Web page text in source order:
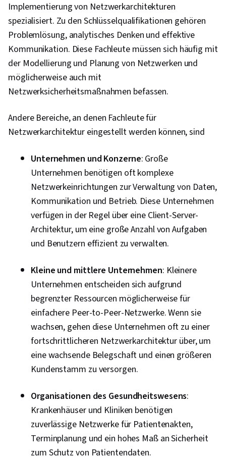
Implementierung von Netzwerkarchitekturen
spezialisiert. Zu den Schlüsselqualifikationen gehören
Problemlösung, analytisches Denken und effektive
Kommunikation. Diese Fachleute müssen sich häufig mit
der Modellierung und Planung von Netzwerken und
möglicherweise auch mit
Netzwerksicherheitsmaßnahmen befassen.
Andere Bereiche, an denen Fachleute für
Netzwerkarchitektur eingestellt werden können, sind
Unternehmen und Konzerne: Große
Unternehmen benötigen oft komplexe
Netzwerkeinrichtungen zur Verwaltung von Daten,
Kommunikation und Betrieb. Diese Unternehmen
verfügen in der Regel über eine Client-Server-
Architektur, um eine große Anzahl von Aufgaben
und Benutzern effizient zu verwalten.
Kleine und mittlere Unternehmen: Kleinere
Unternehmen entscheiden sich aufgrund
begrenzter Ressourcen möglicherweise für
einfachere Peer-to-Peer-Netzwerke. Wenn sie
wachsen, gehen diese Unternehmen oft zu einer
fortschrittlicheren Netzwerkarchitektur über, um
eine wachsende Belegschaft und einen größeren
Kundenstamm zu versorgen.
Organisationen des Gesundheitswesens:
Krankenhäuser und Kliniken benötigen
zuverlässige Netzwerke für Patientenakten,
Terminplanung und ein hohes Maß an Sicherheit
zum Schutz von Patientendaten.